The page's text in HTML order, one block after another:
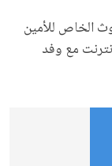
الخاص للأمين
مع وفد